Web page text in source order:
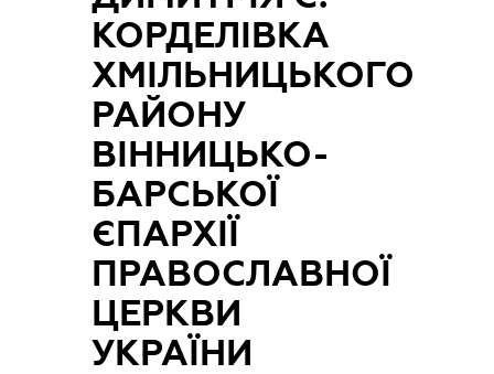
КОРДЕЛІВКА
ХМІЛЬНИЦЬКОГО
РАЙОНУ
ВІННИЦЬКО-
БАРСЬКОЇ
ЄПАРХІЇ
ПРАВОСЛАВНОЇ
ЦЕРКВИ
УКРАЇНИ